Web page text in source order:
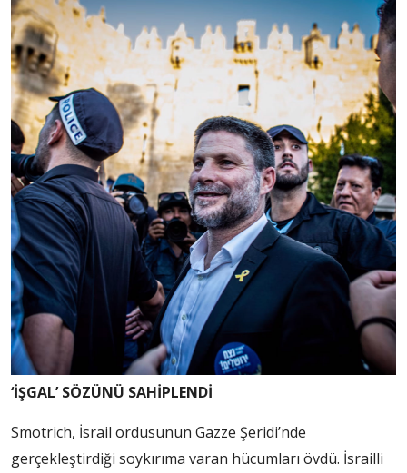
‘İŞGAL’ SÖZÜNÜ SAHİPLENDİ
Smotrich, İsrail ordusunun Gazze Şeridi’nde
gerçekleştirdiği soykırıma varan hücumları övdü. İsrailli